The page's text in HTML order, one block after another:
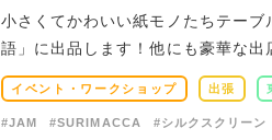
小さくてかわいい紙モノたちテー
語」に出品します！他にも豪華な
イベント・ワークショップ 出張
#JAM #SURIMACCA #シルクスクリーン